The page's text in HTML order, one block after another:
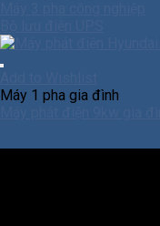
Máy 1 pha gia đình